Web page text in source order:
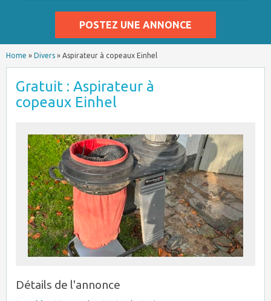
POSTEZ UNE ANNONCE
Home » Divers » Aspirateur à copeaux Einhel
Gratuit : Aspirateur à
copeaux Einhel
Détails de l'annonce